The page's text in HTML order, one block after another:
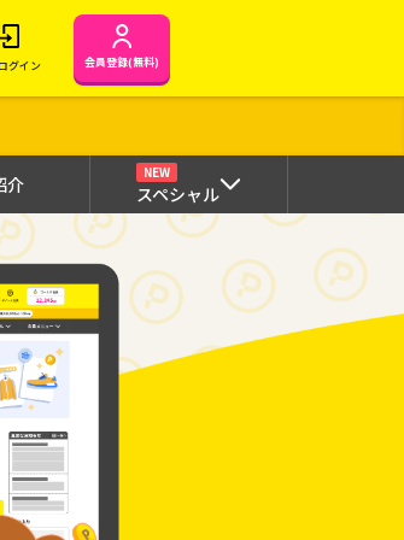
グイン 会員登録(無料)
介
NEW
スペシャル